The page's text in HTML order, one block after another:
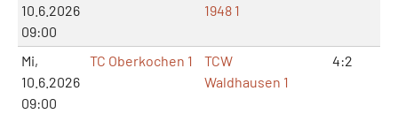
10.6.2026
09:00
1948 1
Mi,
10.6.2026
09:00
TC Oberkochen 1
TCW
Waldhausen 1
4:2